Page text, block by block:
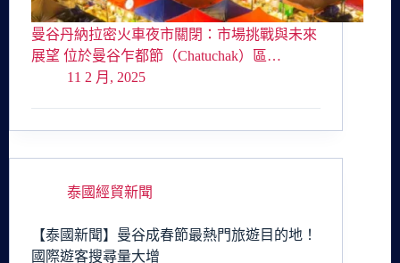
曼谷丹納拉密火車夜市關閉：市場挑戰與未來
展望 位於曼谷乍都節（Chatuchak）區…
11 2 月, 2025
泰國經貿新聞
【泰國新聞】曼谷成春節最熱門旅遊目的地！
國際遊客搜尋量大增